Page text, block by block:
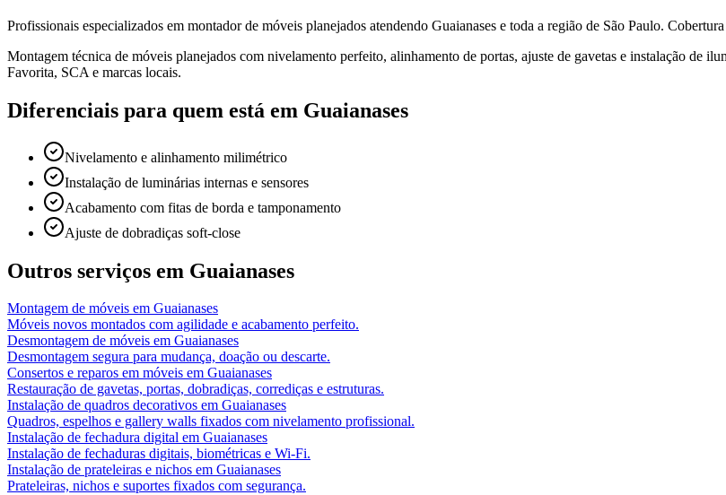
Profissionais especializados em montador de móveis planejados atendendo Guaianases e toda a região de São Paulo.
Montagem técnica de móveis planejados com nivelamento perfeito, alinhamento de portas, ajuste de gavetas e instalação de
Favorita, SCA e marcas locais.
Diferenciais para quem está em Guaianases
Nivelamento e alinhamento milimétrico
Instalação de luminárias internas e sensores
Acabamento com fitas de borda e tamponamento
Ajuste de dobradiças soft-close
Outros serviços em Guaianases
Montagem de móveis em Guaianases
Móveis novos montados com agilidade e acabamento perfeito.
Desmontagem de móveis em Guaianases
Desmontagem segura para mudança, doação ou descarte.
Consertos e reparos em móveis em Guaianases
Restauração de gavetas, portas, dobradiças, corrediças e estruturas.
Instalação de quadros decorativos em Guaianases
Quadros, espelhos e gallery walls fixados com nivelamento profissional.
Instalação de fechadura digital em Guaianases
Instalação de fechaduras digitais, biométricas e Wi-Fi.
Instalação de prateleiras e nichos em Guaianases
Prateleiras, nichos e suportes fixados com segurança.